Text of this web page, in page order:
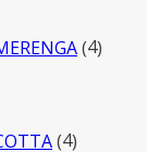
4товара
4